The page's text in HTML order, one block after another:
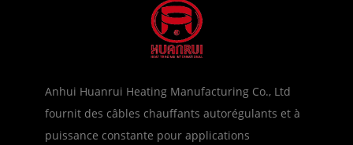
Anhui Huanrui Heating Manufacturing Co., Ltd
fournit des câbles chauffants autorégulants et à
puissance constante pour applications